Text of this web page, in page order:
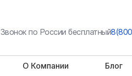
Звонок по России бесплатный
О Компании Блог